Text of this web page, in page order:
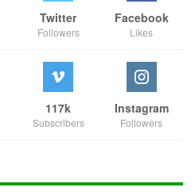
Facebook
Likes
Twitter
Followers
Instagram
Followers
117k
Subscribers